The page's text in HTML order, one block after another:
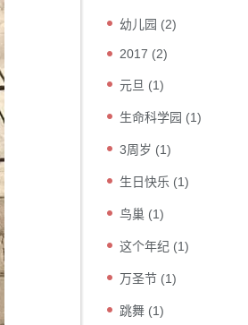
幼儿园 (2)
2017 (2)
元旦 (1)
生命科学园 (1)
3周岁 (1)
生日快乐 (1)
鸟巢 (1)
这个年纪 (1)
万圣节 (1)
跳舞 (1)